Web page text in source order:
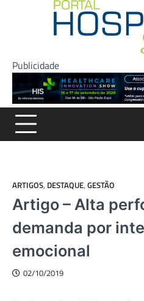
Publicidade
ARTIGOS, DESTAQUE, GESTÃO
Artigo – Alta
demanda por
emocional
02/10/2019